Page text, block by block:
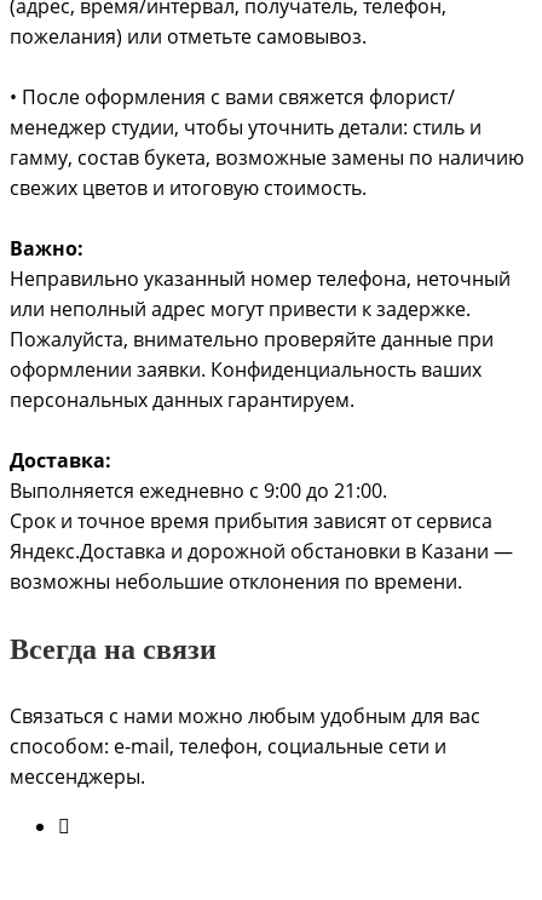
(адрес, время/интервал, получатель, телефон,
пожелания) или отметьте самовывоз.
• После оформления с вами свяжется флорист/
менеджер студии, чтобы уточнить детали: стиль и
гамму, состав букета, возможные замены по наличию
свежих цветов и итоговую стоимость.
Важно:
Неправильно указанный номер телефона, неточный
или неполный адрес могут привести к задержке.
Пожалуйста, внимательно проверяйте данные при
оформлении заявки. Конфиденциальность ваших
персональных данных гарантируем.
Доставка:
Выполняется ежедневно с 9:00 до 21:00.
Срок и точное время прибытия зависят от сервиса
Яндекс.Доставка и дорожной обстановки в Казани —
возможны небольшие отклонения по времени.
Всегда на связи
Связаться с нами можно любым удобным для вас
способом: e-mail, телефон, социальные сети и
мессенджеры.